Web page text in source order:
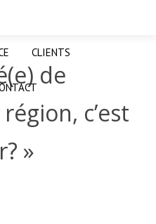
CLIENTS
de
c’est
»